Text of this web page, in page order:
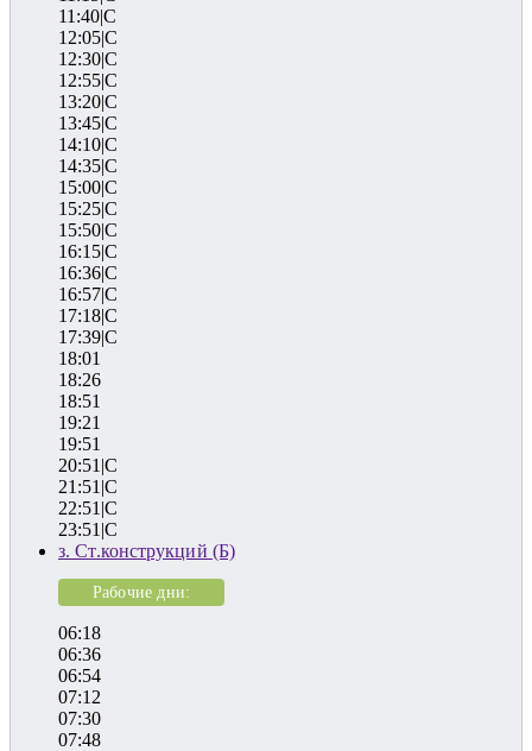
11:40|C
12:05|C
12:30|C
12:55|C
13:20|C
13:45|C
14:10|C
14:35|C
15:00|C
15:25|C
15:50|C
16:15|C
16:36|C
16:57|C
17:18|C
17:39|C
18:01
18:26
18:51
19:21
19:51
20:51|C
21:51|C
22:51|C
23:51|C
з. Ст.конструкций (Б)
Рабочие дни:
06:18
06:36
06:54
07:12
07:30
07:48